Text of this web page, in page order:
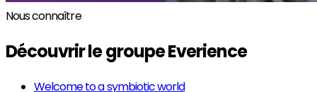
Nous connaître
Découvrir le groupe Everience
Welcome to a symbiotic world